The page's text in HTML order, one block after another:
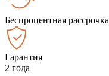
Беспроцентная рассрочка
Гарантия
2 года